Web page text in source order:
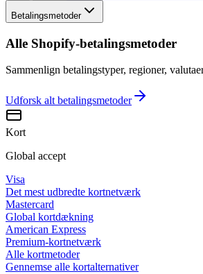
Betalingsmetoder
Alle Shopify-betalingsmetoder
Sammenlign betalingstyper, regioner,
Udforsk alt betalingsmetoder
Kort
Global accept
Visa
Det mest udbredte kortnetværk
Mastercard
Global kortdækning
American Express
Premium-kortnetværk
Alle kortmetoder
Gennemse alle kortalternativer